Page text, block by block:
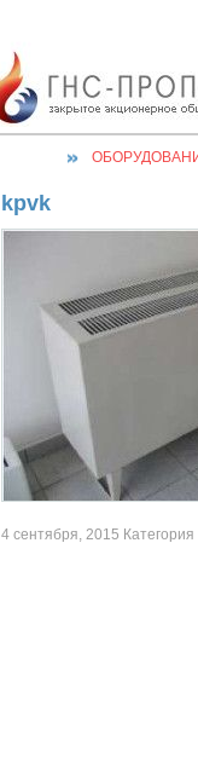
kpvk
4 сентября, 2015 Категория